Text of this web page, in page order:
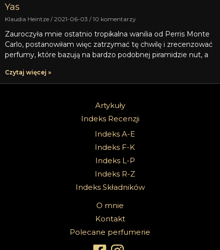
Yas
Klaudia Heintze 2021-06-03 10 komentarzy
Zauroczyła mnie ostatnio tropikalna wanilia od Perris Monte
Carlo, postanowiłam więc zatrzymać tę chwilę i zrecenzować
perfumy, które bazują na bardzo podobnej piramidzie nut, a
Czytaj więcej »
Artykuły
Indeks Recenzji
Indeks A-E
Indeks F-K
Indeks L-P
Indeks R-Z
Indeks Składników
O mnie
Kontakt
Polecane perfumerie